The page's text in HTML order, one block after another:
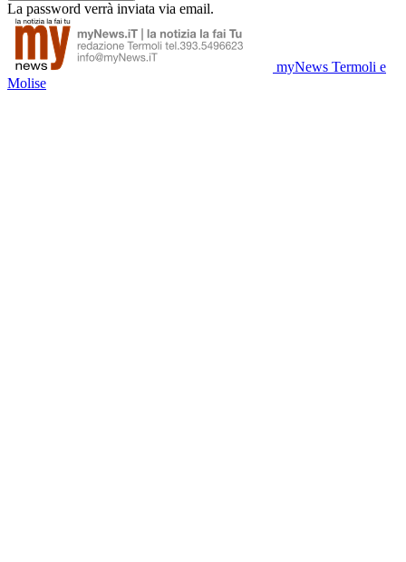
La password verrà inviata via email.
myNews Termoli e
Molise